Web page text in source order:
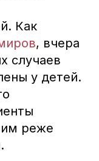
Как
, вчера
случаев
у детей.
им реже